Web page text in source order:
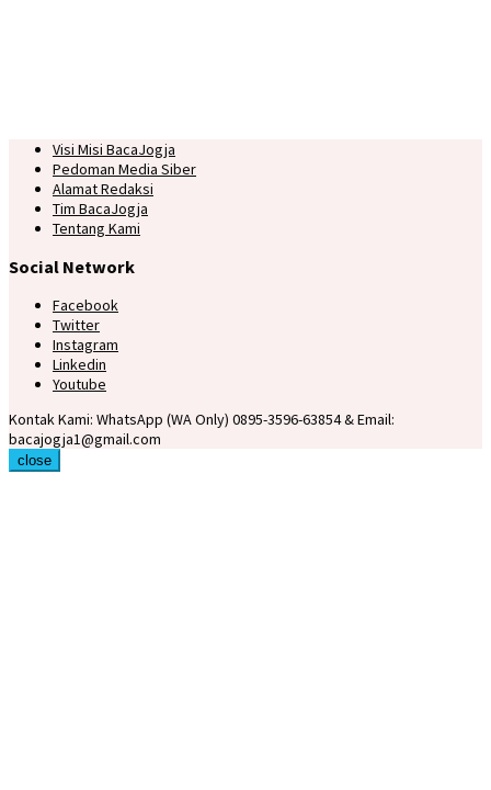
Visi Misi BacaJogja
Pedoman Media Siber
Alamat Redaksi
Tim BacaJogja
Tentang Kami
Social Network
Facebook
Twitter
Instagram
Linkedin
Youtube
Kontak Kami: WhatsApp (WA Only) 0895-3596-63854 & Email:
bacajogja1@gmail.com
close